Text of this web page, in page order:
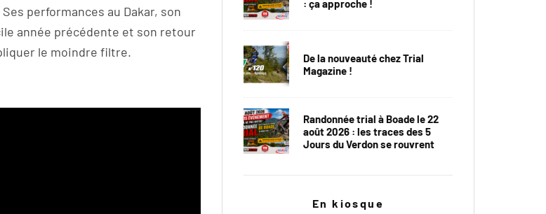
performances au Dakar, son
année précédente et son retour
le moindre filtre.
: ça approche !
De la nouveauté chez Trial
Magazine !
Randonnée trial à Boade le 22
août 2026 : les traces des 5
Jours du Verdon se rouvrent
En kiosque